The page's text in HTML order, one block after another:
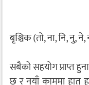
बृश्चिक (तो, ना, नि, नु, ने,
सबैको सहयोग प्राप्त
छ र नयाँ काममा हात